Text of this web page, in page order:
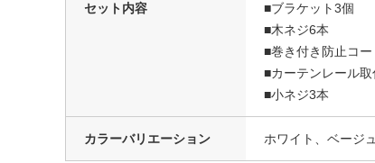
セット内容
■ブラケット3個
■木ネジ6本
■巻き付き防止コ
■カーテンレール
■小ネジ3本
カラーバリエーション ホワイト、ベージュ